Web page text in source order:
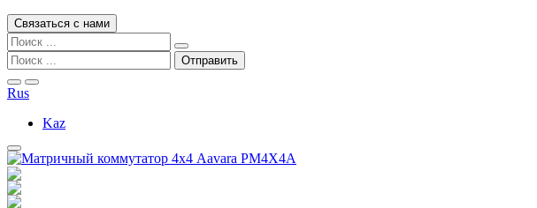
Связаться с нами
Rus
Kaz